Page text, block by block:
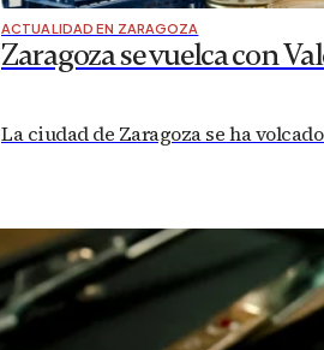
ACTUALIDAD EN ZARAGOZA
Zaragoza se vuelca con
La ciudad de Zaragoza se ha